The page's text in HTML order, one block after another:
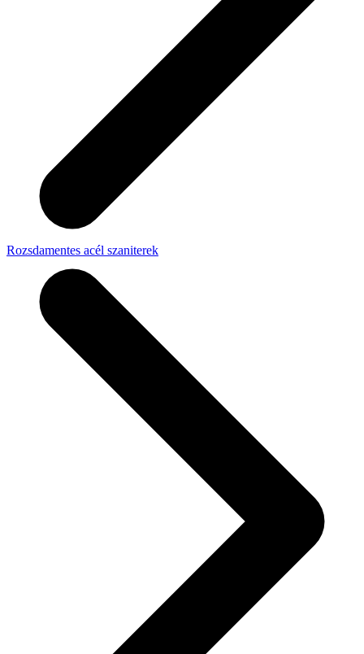
Rozsdamentes acél szaniterek